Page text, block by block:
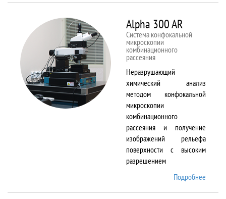
Alpha 300 AR
Система конфокальной
микроскопии
комбинационного
рассеяния
Неразрушающий
химический анализ
методом конфокальной
микроскопии
комбинационного
рассеяния и получение
изображений рельефа
поверхности с высоким
разрешением
Подробнее